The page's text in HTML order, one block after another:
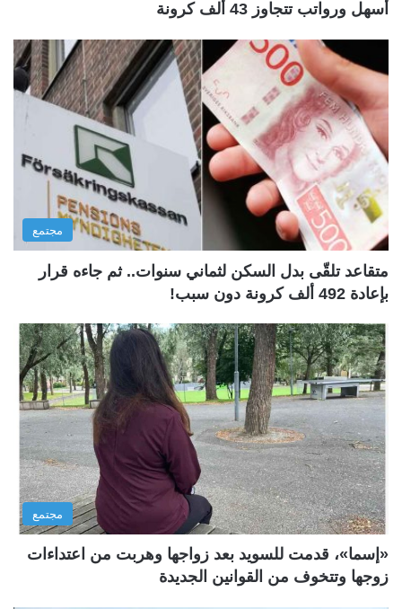
أسهل ورواتب تتجاوز 43 ألف كرونة
مجتمع
متقاعد تلقّى بدل السكن لثماني سنوات.. ثم جاءه قرار
بإعادة 492 ألف كرونة دون سبب!
مجتمع
«إسما»، قدمت للسويد بعد زواجها وهربت من اعتداءات
زوجها وتتخوف من القوانين الجديدة